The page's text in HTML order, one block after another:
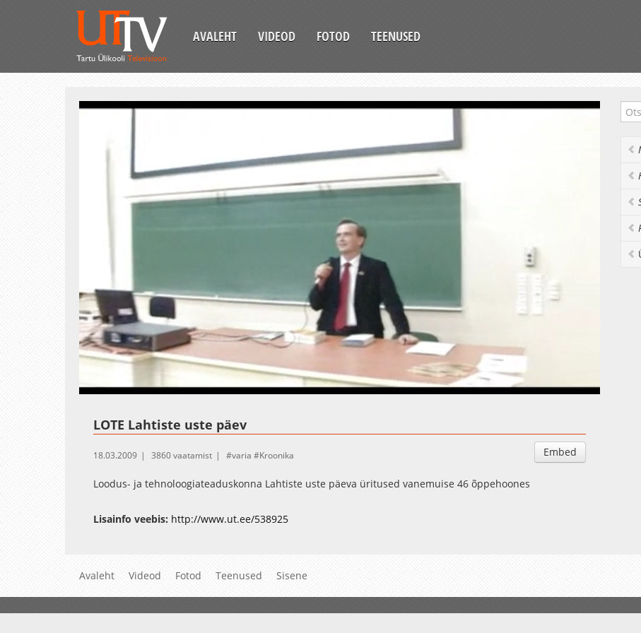
AVALEHT VIDEOD FOTOD TEENUSED
UnmuteLoaded:
Esituskiirused
Auto
LOTE Lahtiste uste päev
Embed
18.03.2009 3860 vaatamist varia Kroonika
Loodus- ja tehnoloogiateaduskonna Lahtiste uste päeva üritused vanemuise 46 õppehoones
Lisainfo veebis: http://www.ut.ee/538925
Avaleht Videod Fotod Teenused Sisene